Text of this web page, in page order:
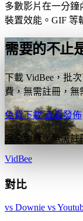
多數影片在一分
裝置效能。GIF 等
需要的不止
下載 VidBee，批
費，無需註冊，無
免費下載查看發佈
完全免費，無需註
VidBee
對比
vs Downie vs